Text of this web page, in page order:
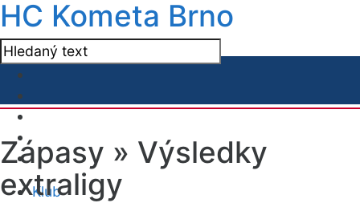
HC Kometa Brno
Klub
Zápasy » Výsledky
extraligy